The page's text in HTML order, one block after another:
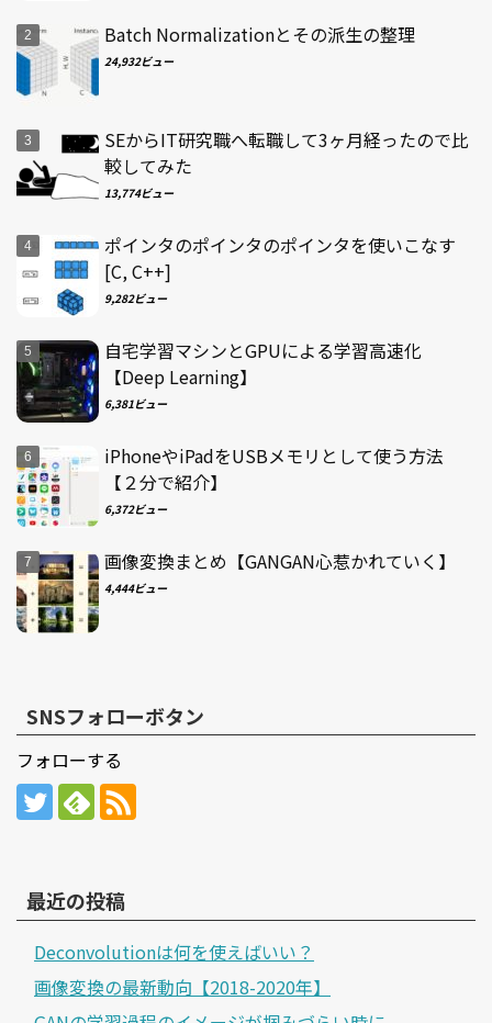
Batch Normalizationとその派生の整理
24,932ビュー
SEからIT研究職へ転職して3ヶ月経ったので比
較してみた
13,774ビュー
ポインタのポインタのポインタを使いこなす
[C, C++]
9,282ビュー
自宅学習マシンとGPUによる学習高速化
【Deep Learning】
6,381ビュー
iPhoneやiPadをUSBメモリとして使う方法
【２分で紹介】
6,372ビュー
画像変換まとめ【GANGAN心惹かれていく】
4,444ビュー
SNSフォローボタン
フォローする
最近の投稿
Deconvolutionは何を使えばいい？
画像変換の最新動向【2018-2020年】